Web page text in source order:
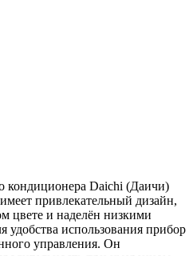
кондиционера Daichi (Даичи)
привлекательный дизайн,
цвете и наделён низкими
использования прибор
управления. Он